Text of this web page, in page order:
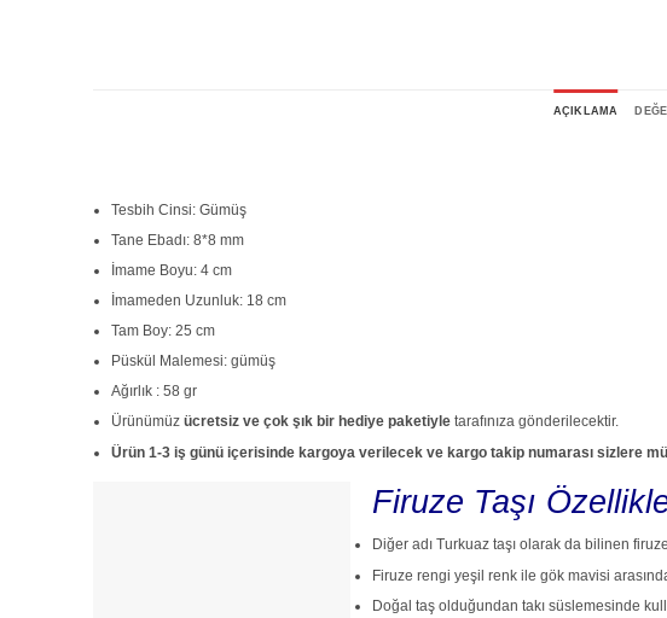
AÇIKLAMA
Tesbih Cinsi: Gümüş
Tane Ebadı: 8*8 mm
İmame Boyu: 4 cm
İmameden Uzunluk: 18 cm
Tam Boy: 25 cm
Püskül Malemesi: gümüş
Ağırlık : 58 gr
Ürünümüz ücretsiz ve çok şık bir hediye paketiyle tarafınıza gönderilecektir.
Ürün 1-3 iş günü içerisinde kargoya verilecek ve kargo takip numarası sizlere
Firuze Taşı
Diğer adı Turkuaz taşı olarak da bilinen
Firuze rengi yeşil renk ile gök mavisi
Doğal taş olduğundan takı süslemesinde